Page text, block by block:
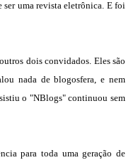
ser uma revista eletrônica. E foi
dois convidados. Eles são
nada de blogosfera, e nem
o "NBlogs" continuou sem
para toda uma geração de